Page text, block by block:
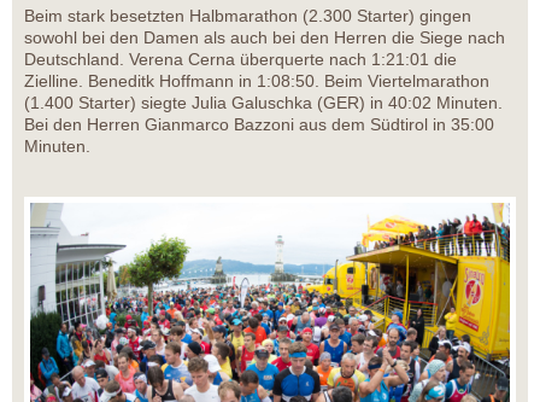
Beim stark besetzten Halbmarathon (2.300 Starter) gingen
sowohl bei den Damen als auch bei den Herren die Siege nach
Deutschland. Verena Cerna überquerte nach 1:21:01 die
Zielline. Beneditk Hoffmann in 1:08:50. Beim Viertelmarathon
(1.400 Starter) siegte Julia Galuschka (GER) in 40:02 Minuten.
Bei den Herren Gianmarco Bazzoni aus dem Südtirol in 35:00
Minuten.